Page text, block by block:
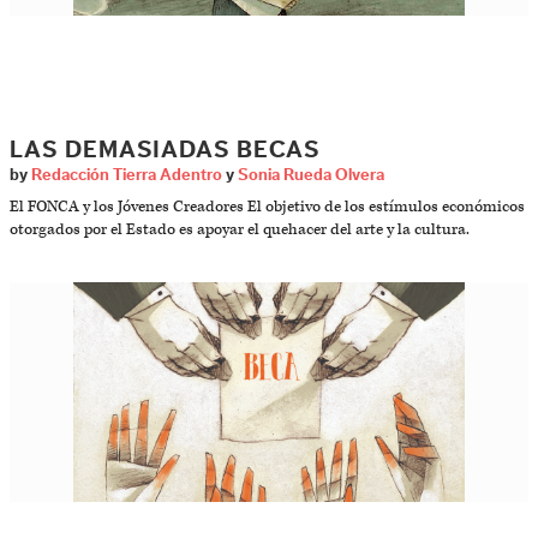
LAS DEMASIADAS BECAS
by Redacción Tierra Adentro y Sonia Rueda Olvera
El FONCA y los Jóvenes Creadores El objetivo de los estímulos económicos
otorgados por el Estado es apoyar el quehacer del arte y la cultura.